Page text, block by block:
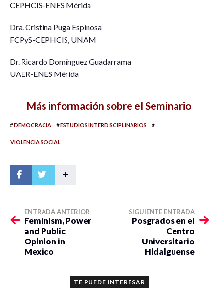
CEPHCIS-ENES Mérida
Dra. Cristina Puga Espinosa
FCPyS-CEPHCIS, UNAM
Dr. Ricardo Domínguez Guadarrama
UAER-ENES Mérida
Más información sobre el Seminario
#DEMOCRACIA #ESTUDIOS INTERDISCIPLINARIOS #
VIOLENCIA SOCIAL
+
ENTRADA ANTERIOR
Feminism, Power
and Public
Opinion in
Mexico
SIGUIENTE ENTRADA
Posgrados en el
Centro
Universitario
Hidalguense
TE PUEDE INTERESAR